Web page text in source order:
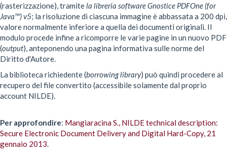
(rasterizzazione), tramitela libreria software Gnostice PDFOne (for
Java™) v5; la risoluzione di ciascuna immagine è abbassata a 200 dpi,
valore normalmente inferiore a quella dei documenti originali. Il
modulo procede infine a ricomporre le varie pagine in un nuovo PDF
(output), anteponendo una pagina informativa sulle norme del
Diritto d'Autore.
La biblioteca richiedente (borrowing library) può quindi procedere al
recupero del file convertito (accessibile solamente dal proprio
account NILDE).
Per approfondire: Mangiaracina S., NILDE technical description:
Secure Electronic Document Delivery and Digital Hard-Copy, 21
gennaio 2013.